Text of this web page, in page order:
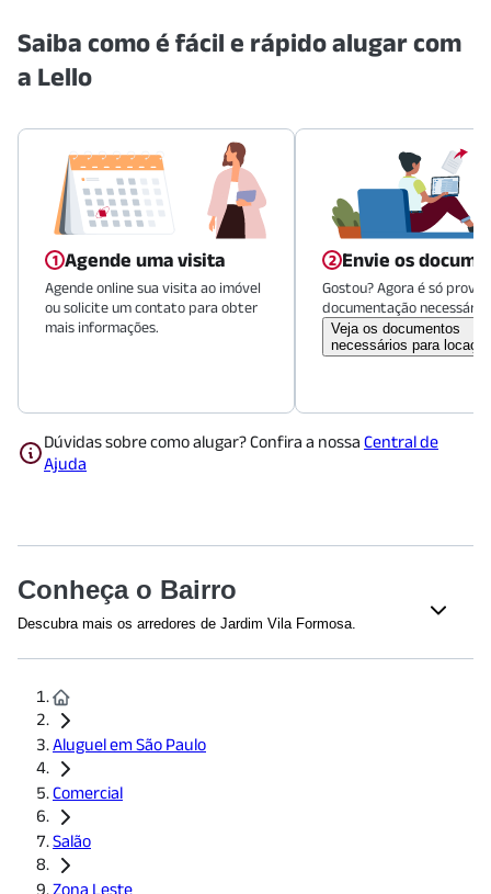
Saiba como é fácil e rápido alugar com
a Lello
Agende uma visita
Agende online sua visita ao imóvel
ou solicite um contato para obter
mais informações.
Envie os
Gostou? Agora é só
documentação necessária.
Veja os documentos
necessários para
Dúvidas sobre como alugar? Confira a nossa Central de
Ajuda
Conheça o Bairro
Descubra mais os arredores de Jardim Vila Formosa.
Etec de Vila Formosa
CEU FORMOSA - Prof. Eden Silverio de Oliveira
EE Profa. Irene de Lima Paiva
EE Professor José Marques da Cruz
Saúde
Hospital Sagrada Família Unidade Vila Formosa - SP
1342
Aluguel em São Paulo
Comercial
Salão
Zona Leste